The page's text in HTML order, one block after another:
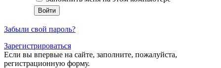
Забыли свой пароль?
Зарегистрироваться
Если вы впервые на сайте, заполните, пожалуйста,
регистрационную форму.